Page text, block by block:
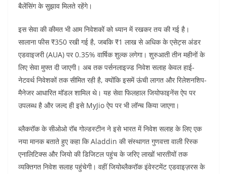
बैलेंसिंग के सुझाव मिलते रहेंगे।
इस सेवा की कीमत भी आम निवेशकों को ध्यान में रखकर तय की गई है।
सालाना फीस ₹350 रखी गई है, जबकि ₹1 लाख से अधिक के एसेट्स अंडर
एडवाइजरी (AUA) पर 0.35% वार्षिक शुल्क लगेगा। शुरुआती तीन महीनों के
लिए सेवा मुफ्त दी जाएगी। अब तक पर्सनलाइज्ड निवेश सलाह केवल हाई-
नेटवर्थ निवेशकों तक सीमित रही है, क्योंकि इसमें ऊंची लागत और रिलेशनशिप-
मैनेजर आधारित मॉडल शामिल थे। यह सेवा फिलहाल जियोफाइनेंस ऐप पर
उपलब्ध है और जल्द ही इसे MyJio ऐप पर भी लॉन्च किया जाएगा।
ब्लैकरॉक के सीओओ रॉब गोल्डस्टीन ने इसे भारत में निवेश सलाह के लिए एक
नया मानक बताते हुए कहा कि Aladdin की संस्थागत गुणवत्ता वाली रिस्क
एनालिटिक्स और जियो की डिजिटल पहुंच के जरिए लाखों भारतीयों तक
व्यक्तिगत निवेश सलाह पहुंचेगी। वहीं जियोब्लैकरॉक इंवेस्टमेंट एडवाइज़रस के